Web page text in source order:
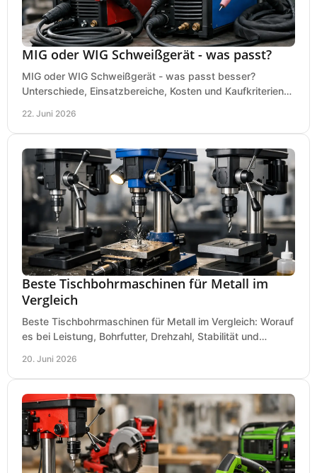
MIG oder WIG Schweißgerät - was passt?
MIG oder WIG Schweißgerät - was passt besser?
Unterschiede, Einsatzbereiche, Kosten und Kaufkriterien
22. Juni 2026
Beste Tischbohrmaschinen für Metall im
Vergleich
Beste Tischbohrmaschinen für Metall im Vergleich: Worauf
es bei Leistung, Bohrfutter, Drehzahl, Stabilität und
20. Juni 2026